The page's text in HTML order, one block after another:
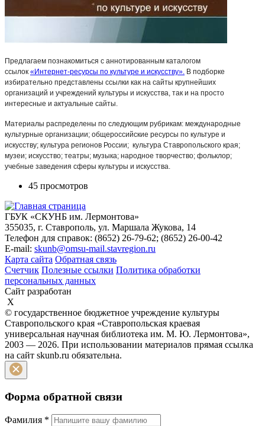
Предлагаем познакомиться с аннотированным каталогом
ссылок «Интернет-ресурсы по культуре и искусству». В подборке
избирательно представлены ссылки как на сайты крупнейших
организаций и учреждений культуры и искусства, так и на просто
интересные и актуальные сайты.
Материалы распределены по следующим рубрикам: международные
культурные организации; общероссийские ресурсы по культуре и
искусству; культура регионов России; культура Ставропольского края;
музеи; искусство; театры; музыка; народное творчество; фольклор;
учебные заведения сферы культуры и искусства.
45 просмотров
ГБУК «СКУНБ им. Лермонтова»
355035, г. Ставрополь, ул. Маршала Жукова, 14
Телефон для справок: (8652) 26-79-62; (8652) 26-00-42
E-mail: skunb@omsu-mail.stavregion.ru
Карта сайта Обратная связь
Счетчик Полезные ссылки Политика обработки
персональных данных
Сайт разработан
X
© государственное бюджетное учреждение культуры
Ставропольского края «Ставропольская краевая
универсальная научная библиотека им. М. Ю. Лермонтова»,
2003 — 2026. При использовании материалов прямая ссылка
на сайт skunb.ru обязательна.
Форма обратной связи
Фамилия *